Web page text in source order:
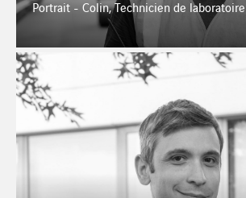
Portrait - Colin, Technicien de laboratoire